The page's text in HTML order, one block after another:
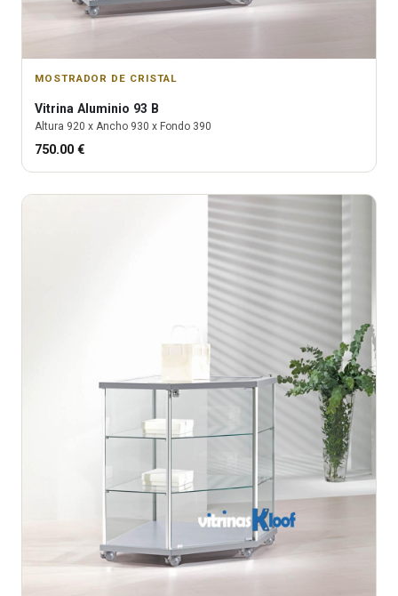
MOSTRADOR DE CRISTAL
Vitrina Aluminio 93 B
Altura 920 x Ancho 930 x Fondo 390
750.00 €